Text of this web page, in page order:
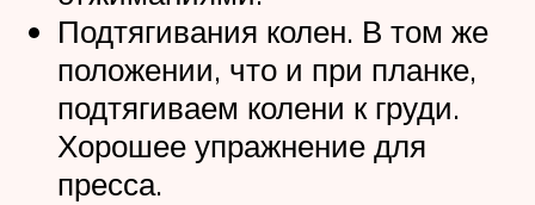
Подтягивания колен. В том же
положении, что и при планке,
подтягиваем колени к груди.
Хорошее упражнение для
пресса.